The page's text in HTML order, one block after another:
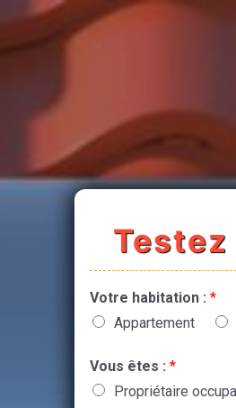
Votre habitation : *
Appartement
Vous êtes : *
Propriétaire